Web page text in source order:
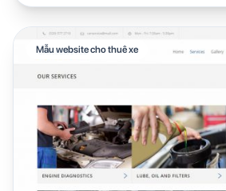
Mẫu website cho thuê xe